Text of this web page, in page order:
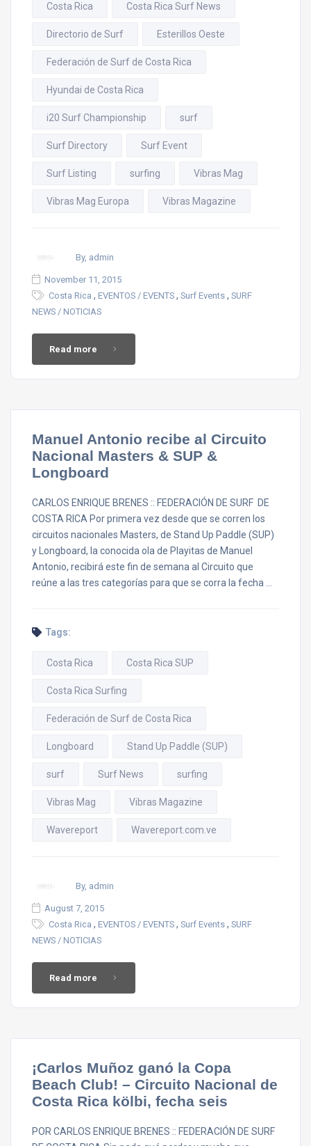
Costa Rica Costa Rica Surf News
Directorio de Surf Esterillos Oeste
Federación de Surf de Costa Rica
Hyundai de Costa Rica
i20 Surf Championship surf
Surf Directory Surf Event
Surf Listing surfing Vibras Mag
Vibras Mag Europa Vibras Magazine
By, admin
November 11, 2015
Costa Rica , EVENTOS / EVENTS , Surf Events , SURF
NEWS / NOTICIAS
Read more
Manuel Antonio recibe al Circuito
Nacional Masters & SUP &
Longboard
CARLOS ENRIQUE BRENES :: FEDERACIÓN DE SURF DE
COSTA RICA Por primera vez desde que se corren los
circuitos nacionales Masters, de Stand Up Paddle (SUP)
y Longboard, la conocida ola de Playitas de Manuel
Antonio, recibirá este fin de semana al Circuito que
reúne a las tres categorías para que se corra la fecha …
Tags:
Costa Rica Costa Rica SUP
Costa Rica Surfing
Federación de Surf de Costa Rica
Longboard Stand Up Paddle (SUP)
surf Surf News surfing
Vibras Mag Vibras Magazine
Wavereport Wavereport.com.ve
By, admin
August 7, 2015
Costa Rica , EVENTOS / EVENTS , Surf Events , SURF
NEWS / NOTICIAS
Read more
¡Carlos Muñoz ganó la Copa
Beach Club! – Circuito Nacional de
Costa Rica kölbi, fecha seis
POR CARLOS ENRIQUE BRENES :: FEDERACIÓN DE SURF